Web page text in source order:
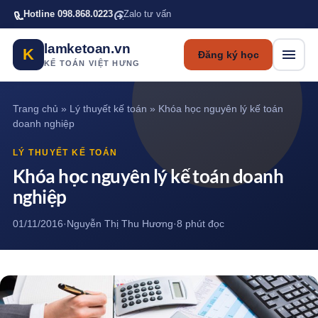
Bỏ qua tới nội dung chính
Hotline 098.868.0223 Zalo tư vấn
K lamketoan.vn
KẾ TOÁN VIỆT HƯNG
Đăng ký học
Trang chủ » Lý thuyết kế toán » Khóa học nguyên lý kế toán
doanh nghiệp
LÝ THUYẾT KẾ TOÁN
Khóa học nguyên lý kế toán doanh
nghiệp
01/11/2016·Nguyễn Thị Thu Hương·8 phút đọc